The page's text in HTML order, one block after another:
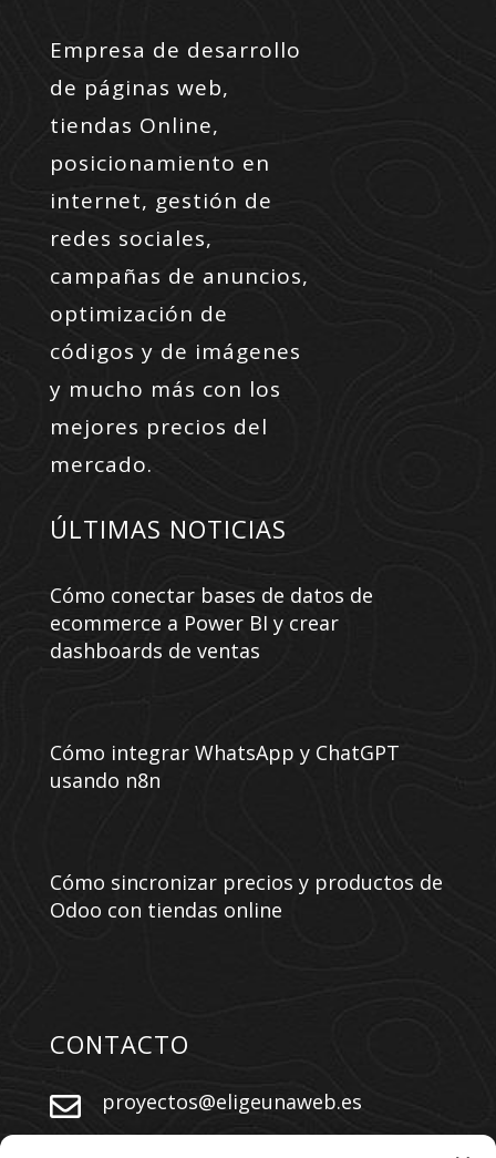
Empresa de desarrollo
de páginas web,
tiendas Online,
posicionamiento en
internet, gestión de
redes sociales,
campañas de anuncios,
optimización de
códigos y de imágenes
y mucho más con los
mejores precios del
mercado.
ÚLTIMAS NOTICIAS
Cómo conectar bases de datos de
ecommerce a Power BI y crear
dashboards de ventas
Cómo integrar WhatsApp y ChatGPT
usando n8n
Cómo sincronizar precios y productos de
Odoo con tiendas online
CONTACTO
 proyectos@eligeunaweb.es